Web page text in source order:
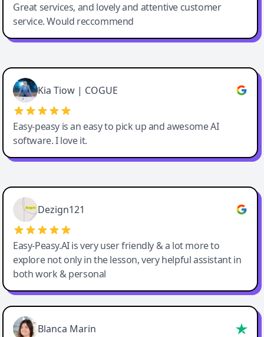
Great services, and lovely and attentive customer
service. Would reccommend
Cody Crabb
Great service, Best AI tool
Kia Tiow | COGUE
Easy-peasy is an easy to pick up and awesome AI
software. I love it.
Easy-Peasy AI
Dezign121
Easy-Peasy.AI is very user friendly & a lot more to
explore not only in the lesson, very helpful assistant in
both work & personal
Blanca Marin